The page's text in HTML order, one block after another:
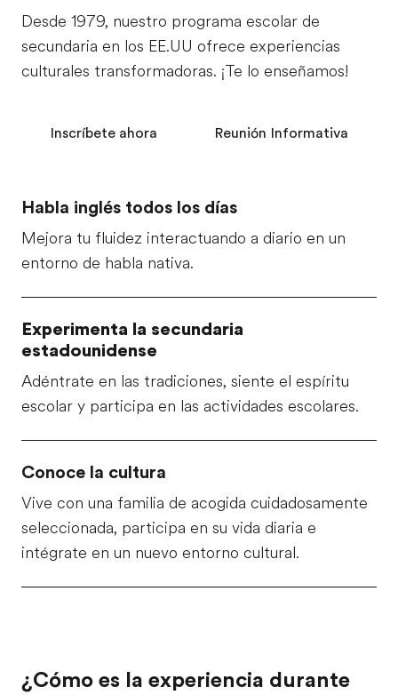
Desde 1979, nuestro programa escolar de
secundaria en los EE.UU ofrece experiencias
culturales transformadoras. ¡Te lo enseñamos!
Inscríbete ahora Reunión Informativa
Habla inglés todos los días
Mejora tu fluidez interactuando a diario en un
entorno de habla nativa.
Experimenta la secundaria
estadounidense
Adéntrate en las tradiciones, siente el espíritu
escolar y participa en las actividades escolares.
Conoce la cultura
Vive con una familia de acogida cuidadosamente
seleccionada, participa en su vida diaria e
intégrate en un nuevo entorno cultural.
¿Cómo es la experiencia durante